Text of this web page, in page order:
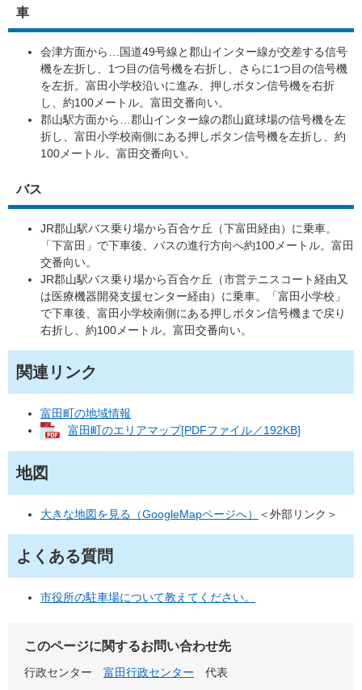
車
会津方面から…国道49号線と郡山インター線が交差する信号
機を左折し、1つ目の信号機を右折し、さらに1つ目の信号機
を左折。富田小学校沿いに進み、押しボタン信号機を右折
し、約100メートル。富田交番向い。
郡山駅方面から…郡山インター線の郡山庭球場の信号機を左
折し、富田小学校南側にある押しボタン信号機を左折し、約
100メートル。富田交番向い。
バス
JR郡山駅バス乗り場から百合ケ丘（下富田経由）に乗車。
「下富田」で下車後、バスの進行方向へ約100メートル。富田
交番向い。
JR郡山駅バス乗り場から百合ケ丘（市営テニスコート経由又
は医療機器開発支援センター経由）に乗車。「富田小学校」
で下車後、富田小学校南側にある押しボタン信号機まで戻り
右折し、約100メートル。富田交番向い。
関連リンク
富田町の地域情報
富田町のエリアマップ[PDFファイル／192KB]
地図
大きな地図を見る（GoogleMapページへ） ＜外部リンク＞
よくある質問
市役所の駐車場について教えてください。
このページに関するお問い合わせ先
行政センター 富田行政センター
代表